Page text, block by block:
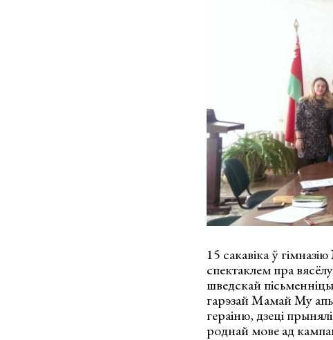
15 сакавіка ў
спектаклем пра
шведскай
гарэзай Мамай Му
гераіню, дзеці
роднай мове ад